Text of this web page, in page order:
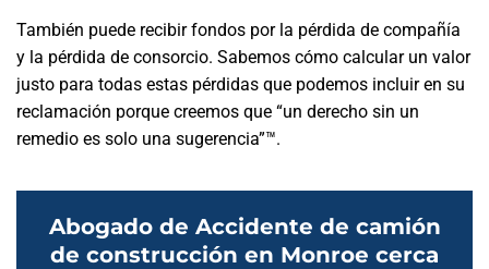
También puede recibir fondos por la pérdida de compañía
y la pérdida de consorcio. Sabemos cómo calcular un valor
justo para todas estas pérdidas que podemos incluir en su
reclamación porque creemos que “un derecho sin un
remedio es solo una sugerencia”™.
Abogado de Accidente de camión
de construcción en Monroe cerca